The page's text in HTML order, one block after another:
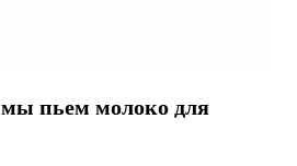
пьем молоко для